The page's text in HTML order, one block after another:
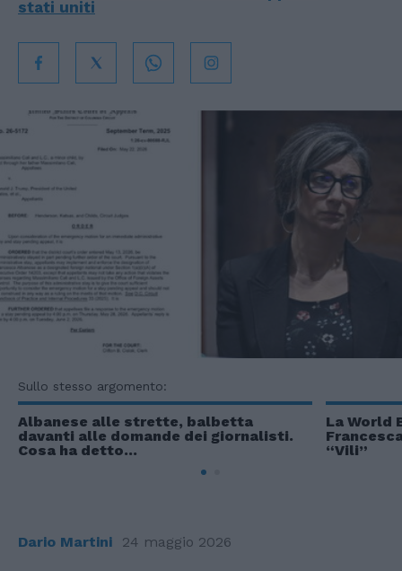
stati uniti
Sullo stesso argomento:
Albanese alle strette, balbetta
davanti alle domande dei giornalisti.
Cosa ha detto...
La World
“Vili”
Dario Martini 24 maggio 2026